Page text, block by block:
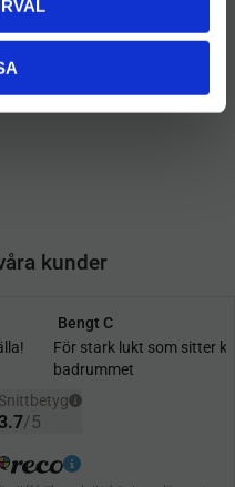
önskelista
kunder